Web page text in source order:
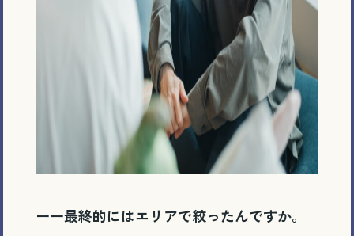
ーー最終的にはエリアで絞ったんですか。